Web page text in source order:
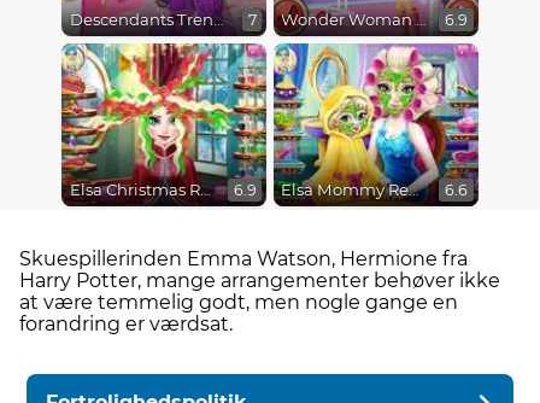
Descendants Trendsetters 7 Wonder Woman Fashion Event 6.9
Elsa Christmas Real Haircuts 6.9 Elsa Mommy Real Makeover 6.6
Skuespillerinden Emma Watson, Hermione fra
Harry Potter, mange arrangementer behøver ikke
at være temmelig godt, men nogle gange en
forandring er værdsat.